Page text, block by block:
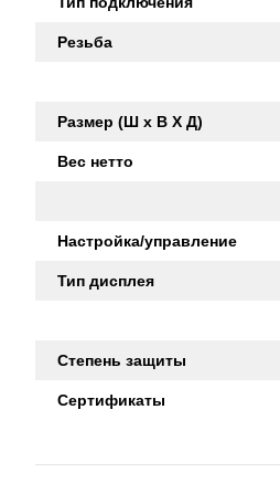
Резьба
Размер (Ш x В X Д)
Вес нетто
Настройка/управление
Тип дисплея
Степень защиты
Сертификаты